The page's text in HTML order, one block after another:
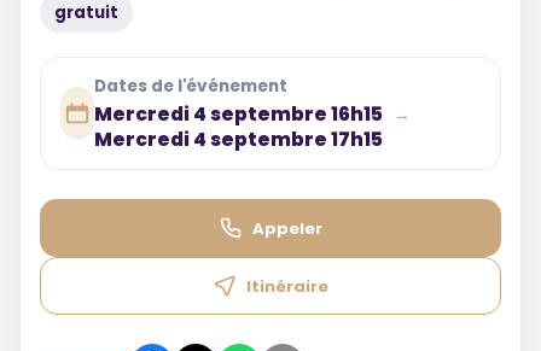
gratuit
Dates de l'événement
Mercredi 4 septembre 16h15 →
Mercredi 4 septembre 17h15
Appeler
Itinéraire